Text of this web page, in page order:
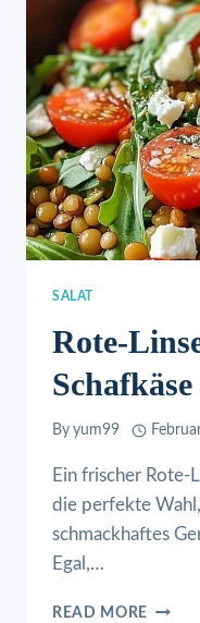
SALAT
Rote-
Schafkäse
By yum99
Ein frischer Rote-
die perfekte
schmackhaftes
Egal,…
READ MORE ROTE-